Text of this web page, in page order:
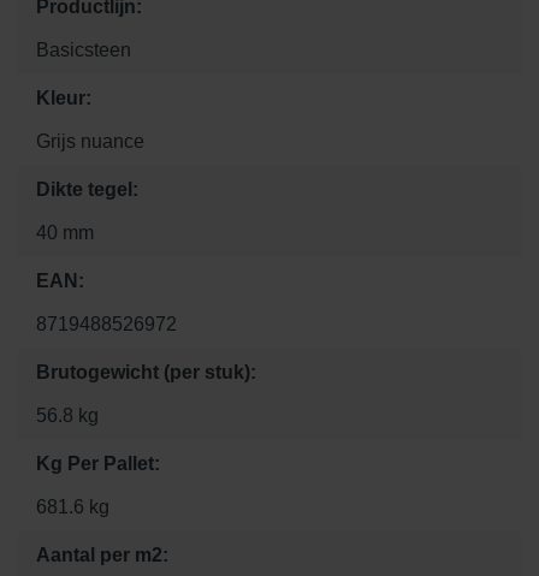
Productlijn:
Basicsteen
Kleur:
Grijs nuance
Dikte tegel:
40 mm
EAN:
8719488526972
Brutogewicht (per stuk):
56.8 kg
Kg Per Pallet:
681.6 kg
Aantal per m2: